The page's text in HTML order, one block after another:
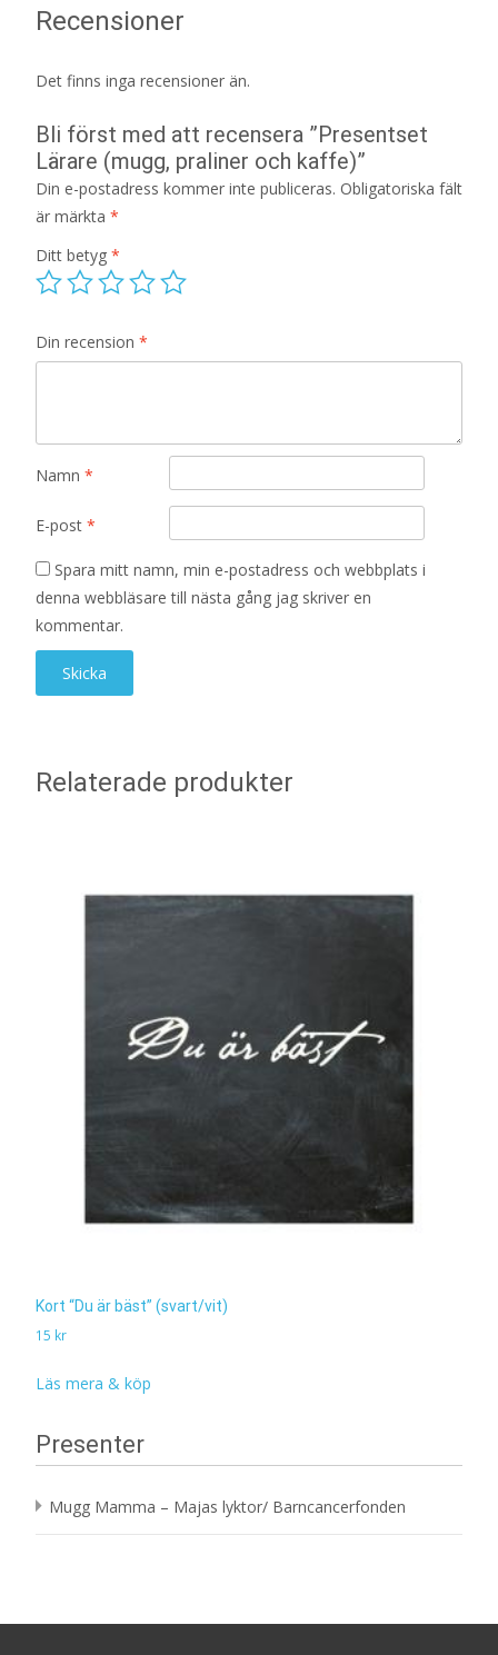
Recensioner
Det finns inga recensioner än.
Bli först med att recensera ”Presentset
Lärare (mugg, praliner och kaffe)”
Din e-postadress kommer inte publiceras. Obligatoriska fält
är märkta *
Ditt betyg *
Din recension *
Namn *
E-post *
Spara mitt namn, min e-postadress och webbplats i
denna webbläsare till nästa gång jag skriver en
kommentar.
Relaterade produkter
Kort “Du är bäst” (svart/vit)
15 kr
Läs mera & köp
Presenter
Mugg Mamma – Majas lyktor/ Barncancerfonden